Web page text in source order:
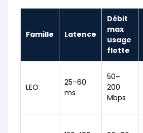
Famille Latence
Débit
max
usage
flotte
LEO
25–60
ms
50–
200
Mbps